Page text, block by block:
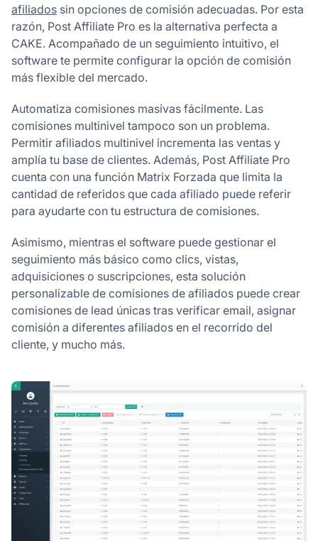
afiliados sin opciones de comisión adecuadas. Por esta
razón, Post Affiliate Pro es la alternativa perfecta a
CAKE. Acompañado de un seguimiento intuitivo, el
software te permite configurar la opción de comisión
más flexible del mercado.
Automatiza comisiones masivas fácilmente. Las
comisiones multinivel tampoco son un problema.
Permitir afiliados multinivel incrementa las ventas y
amplía tu base de clientes. Además, Post Affiliate Pro
cuenta con una función Matrix Forzada que limita la
cantidad de referidos que cada afiliado puede referir
para ayudarte con tu estructura de comisiones.
Asimismo, mientras el software puede gestionar el
seguimiento más básico como clics, vistas,
adquisiciones o suscripciones, esta solución
personalizable de comisiones de afiliados puede crear
comisiones de lead únicas tras verificar email, asignar
comisión a diferentes afiliados en el recorrido del
cliente, y mucho más.